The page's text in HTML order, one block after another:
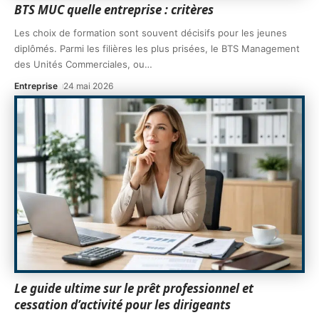
BTS MUC quelle entreprise : critères
Les choix de formation sont souvent décisifs pour les jeunes
diplômés. Parmi les filières les plus prisées, le BTS Management
des Unités Commerciales, ou…
Entreprise 24 mai 2026
Le guide ultime sur le prêt professionnel et
cessation d’activité pour les dirigeants